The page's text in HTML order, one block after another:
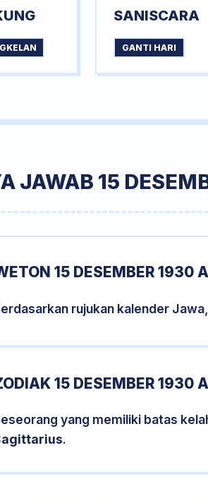
SANISCARA
GANTI HARI
JAWAB 15
15 DESEMBER 1930
rujukan kalender
15 DESEMBER 1930
yang memiliki batas
.